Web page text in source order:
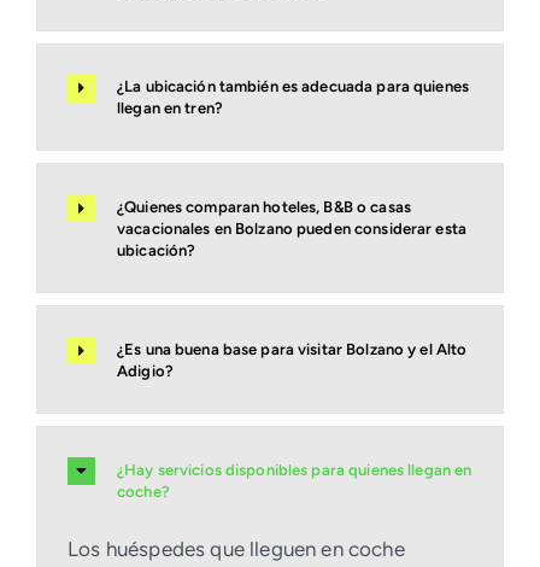
¿La ubicación también es adecuada para quienes
llegan en tren?
¿Quienes comparan hoteles, B&B o casas
vacacionales en Bolzano pueden considerar esta
ubicación?
¿Es una buena base para visitar Bolzano y el Alto
Adigio?
¿Hay servicios disponibles para quienes llegan en
coche?
Los huéspedes que lleguen en coche